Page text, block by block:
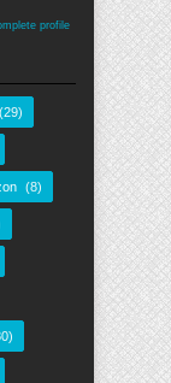
profile
(29)
(8)